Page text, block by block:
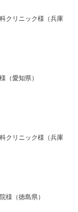
クリニック様（兵庫
（愛知県）
クリニック様（兵庫
（徳島県）